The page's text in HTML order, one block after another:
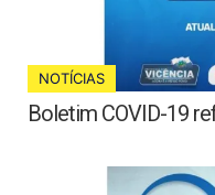
NOTÍCIAS
Boletim COVID-19